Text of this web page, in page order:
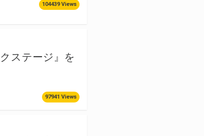
104439 Views
ステージ』を
97941 Views